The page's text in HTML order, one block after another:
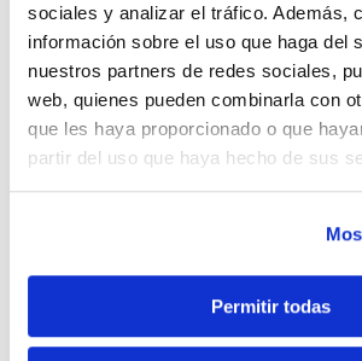
sociales y analizar el tráfico. Además,
información sobre el uso que haga del
nuestros partners de redes sociales,
web, quienes pueden combinarla con
que les haya proporcionado o que
partir del uso que haya hecho de sus
Permitir todas
su información a otra entidad.
llama “portabilidad” y puede ser
determinadas situaciones.
Para solicitar alguno de estos
realizar una solicitud escrita a
En las oficinas de nuestra
de formularios específicos para
derechos y le ofrecemos nuestra